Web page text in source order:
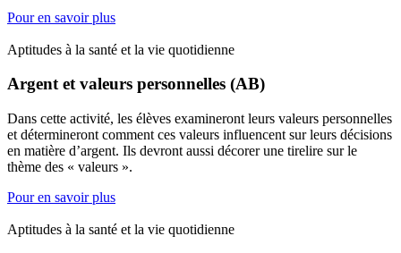
Pour en savoir plus
Aptitudes à la santé et la vie quotidienne
Argent et valeurs personnelles (AB)
Dans cette activité, les élèves examineront leurs valeurs personnelles
et détermineront comment ces valeurs influencent sur leurs décisions
en matière d’argent. Ils devront aussi décorer une tirelire sur le
thème des « valeurs ».
Pour en savoir plus
Aptitudes à la santé et la vie quotidienne